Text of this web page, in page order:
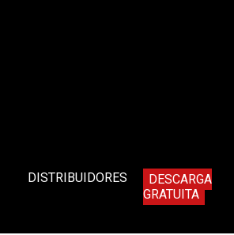
DISTRIBUIDORES
DESCARGA
GRATUITA